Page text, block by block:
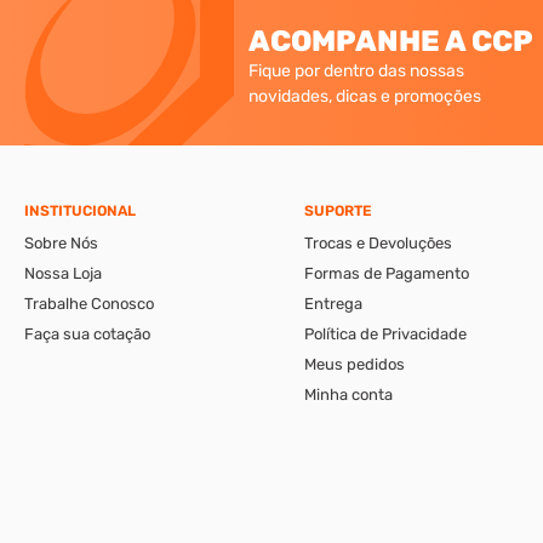
ACOMPANHE A CCP
Fique por dentro das nossas
novidades, dicas e promoções
INSTITUCIONAL
Sobre Nós
Nossa Loja
Trabalhe Conosco
Faça sua cotação
SUPORTE
Trocas e Devoluções
Formas de Pagamento
Entrega
Política de Privacidade
Meus pedidos
Minha conta